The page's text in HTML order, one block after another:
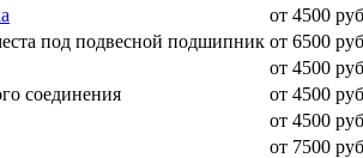
от 4500 руб
под подвесной подшипник от 6500 руб
от 4500 руб
соединения
от 4500 руб
от 4500 руб
от 7500 руб